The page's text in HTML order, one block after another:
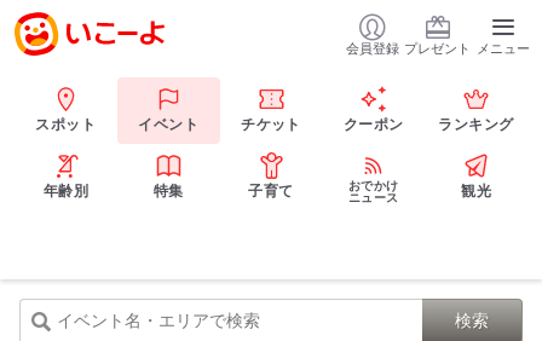
会員登録 プレゼント メニュー
スポット イベント チケット クーポン ランキング
年齢別 特集 子育て
おでかけ
ニュース
観光